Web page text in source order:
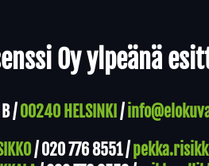
Oy ylpeänä
/00240 HELSINKI /
/020 776 8551/